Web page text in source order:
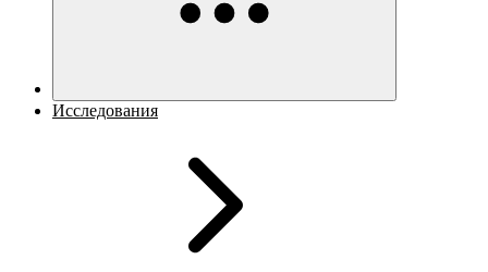
Исследования